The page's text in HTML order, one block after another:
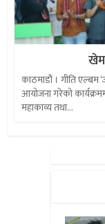
काठमाडौं । गीति एल्बम
आयोजना गरेको
महाकाव्य तथा...